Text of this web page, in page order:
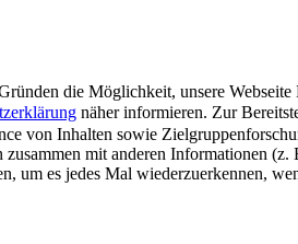
die Möglichkeit, unsere
näher informieren. Zur
von Inhalten sowie
mit anderen Informationen
um es jedes Mal wiederzuerkennen,